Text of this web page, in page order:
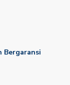
Bergaransi